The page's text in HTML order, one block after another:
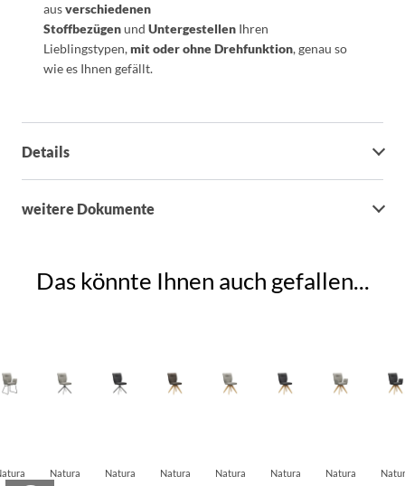
ausverschiedenen
Stoffbezügenund Untergestellen Ihren
Lieblingstypen,mit oder ohne Drehfunktion, genau so
wie es Ihnen gefällt.
Details
weitere Dokumente
Das könnte Ihnen auch gefallen...
Natura
Natura
Natura
Natura
Natura
Natura